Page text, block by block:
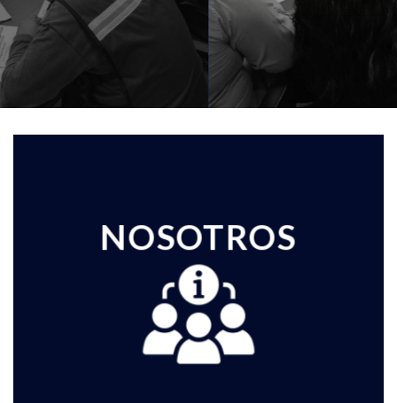
GESTION – CUMPLIMIENTO Y NORMATIVAS
SERVICIOS
NOSOTROS